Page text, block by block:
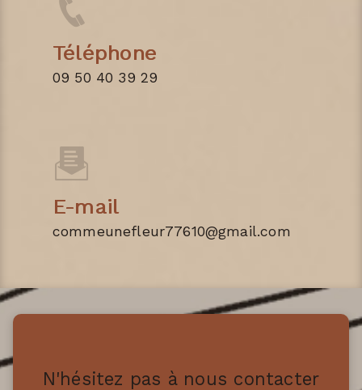
Téléphone
09 50 40 39 29
E-mail
commeunefleur77610@gmail.com
N'hésitez pas à nous contacter